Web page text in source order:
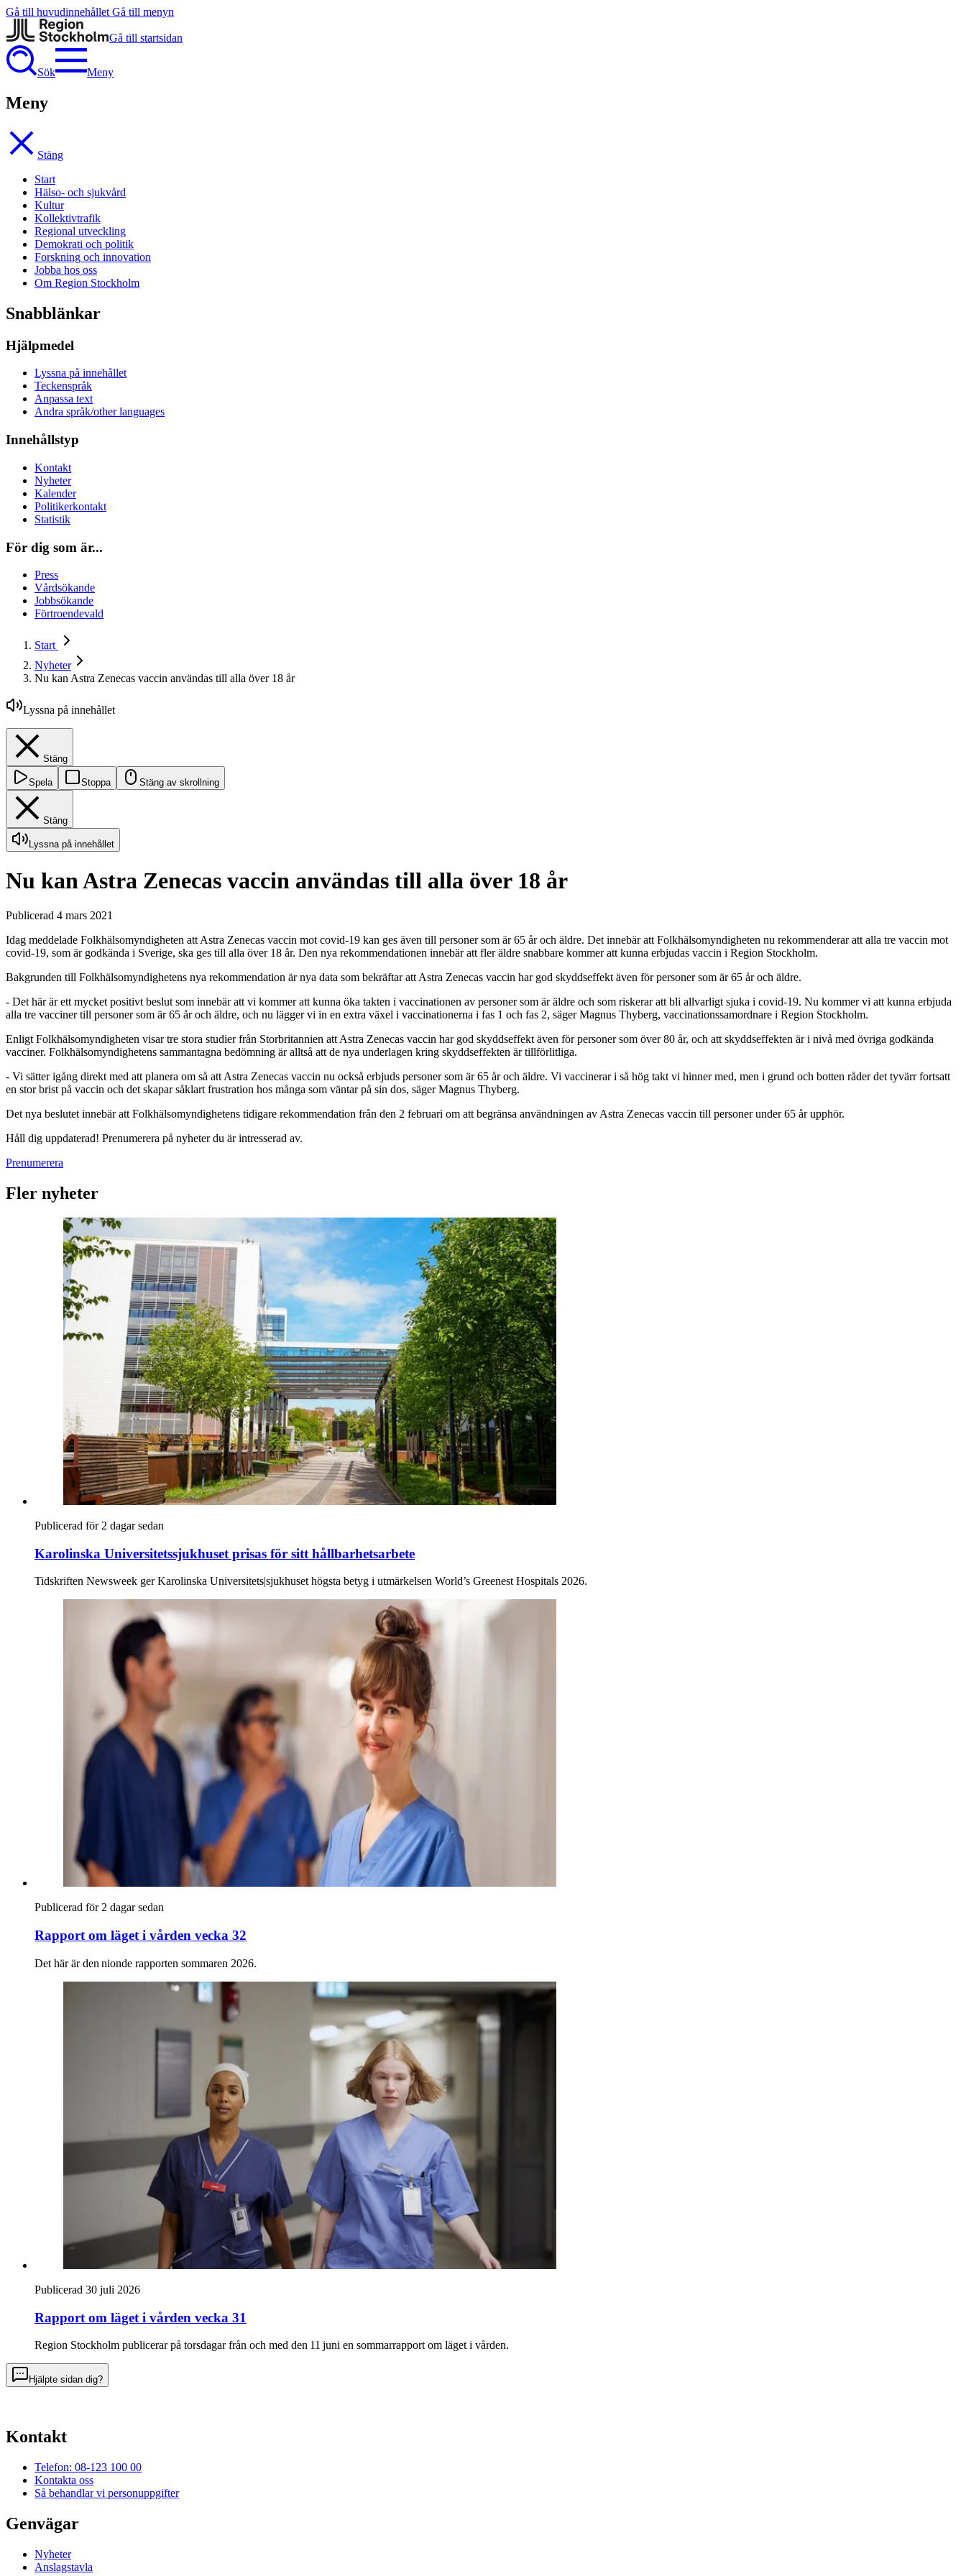
Gå till huvudinnehållet Gå till menyn
Gå till startsidan
Sök Meny
Meny
Stäng
Start
Hälso- och sjukvård
Kultur
Kollektivtrafik
Regional utveckling
Demokrati och politik
Forskning och innovation
Jobba hos oss
Om Region Stockholm
Snabblänkar
Hjälpmedel
Lyssna på innehållet
Teckenspråk
Anpassa text
Andra språk/other languages
Innehållstyp
Kontakt
Nyheter
Kalender
Politikerkontakt
Statistik
För dig som är...
Press
Vårdsökande
Jobbsökande
Förtroendevald
Start
Nyheter
Nu kan Astra Zenecas vaccin användas till alla över 18 år
Lyssna på innehållet
Stäng
Spela Stoppa Stäng av skrollning
Stäng
Lyssna på innehållet
Nu kan Astra Zenecas vaccin användas till alla över 18 år
Publicerad 4 mars 2021
Idag meddelade Folkhälsomyndigheten att Astra Zenecas vaccin mot covid-19 kan ges även till personer som är 65 år och äldre. Det innebär att Folkhälsomyndigheten nu rekommenderar att alla tre vaccin mot
covid-19, som är godkända i Sverige, ska ges till alla över 18 år. Den nya rekommendationen innebär att fler äldre snabbare kommer att kunna erbjudas vaccin i Region Stockholm.
Bakgrunden till Folkhälsomyndighetens nya rekommendation är nya data som bekräftar att Astra Zenecas vaccin har god skyddseffekt även för personer som är 65 år och äldre.
- Det här är ett mycket positivt beslut som innebär att vi kommer att kunna öka takten i vaccinationen av personer som är äldre och som riskerar att bli allvarligt sjuka i covid-19. Nu kommer vi att kunna erbjuda
alla tre vacciner till personer som är 65 år och äldre, och nu lägger vi in en extra växel i vaccinationerna i fas 1 och fas 2, säger Magnus Thyberg, vaccinationssamordnare i Region Stockholm.
Enligt Folkhälsomyndigheten visar tre stora studier från Storbritannien att Astra Zenecas vaccin har god skyddseffekt även för personer som över 80 år, och att skyddseffekten är i nivå med övriga godkända
vacciner. Folkhälsomyndighetens sammantagna bedömning är alltså att de nya underlagen kring skyddseffekten är tillförlitliga.
- Vi sätter igång direkt med att planera om så att Astra Zenecas vaccin nu också erbjuds personer som är 65 år och äldre. Vi vaccinerar i så hög takt vi hinner med, men i grund och botten råder det tyvärr fortsatt
en stor brist på vaccin och det skapar såklart frustration hos många som väntar på sin dos, säger Magnus Thyberg.
Det nya beslutet innebär att Folkhälsomyndighetens tidigare rekommendation från den 2 februari om att begränsa användningen av Astra Zenecas vaccin till personer under 65 år upphör.
Håll dig uppdaterad! Prenumerera på nyheter du är intresserad av.
Prenumerera
Fler nyheter
Publicerad för 2 dagar sedan
Karolinska Universitetssjukhuset prisas för sitt hållbarhetsarbete
Tidskriften Newsweek ger Karolinska Universitets|sjukhuset högsta betyg i utmärkelsen World’s Greenest Hospitals 2026.
Publicerad för 2 dagar sedan
Rapport om läget i vården vecka 32
Det här är den nionde rapporten sommaren 2026.
Publicerad 30 juli 2026
Rapport om läget i vården vecka 31
Region Stockholm publicerar på torsdagar från och med den 11 juni en sommarrapport om läget i vården.
Hjälpte sidan dig?
Kontakt
Telefon: 08-123 100 00
Kontakta oss
Så behandlar vi personuppgifter
Genvägar
Nyheter
Anslagstavla